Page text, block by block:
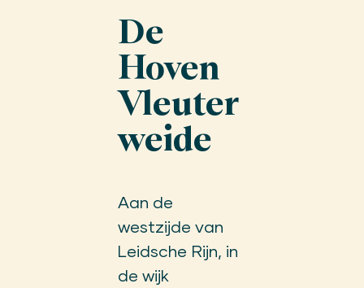
De
Hoven
Vleuter
weide
Aan de
westzijde van
Leidsche Rijn, in
de wijk